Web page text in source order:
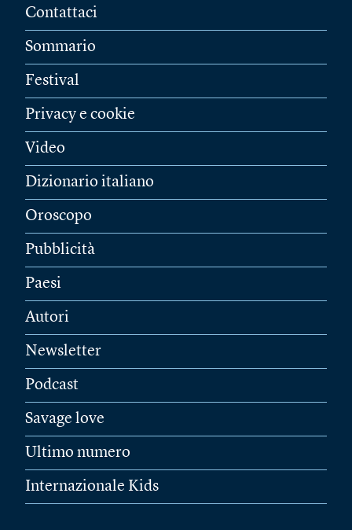
Contattaci
Sommario
Festival
Privacy e cookie
Video
Dizionario italiano
Oroscopo
Pubblicità
Paesi
Autori
Newsletter
Podcast
Savage love
Ultimo numero
Internazionale Kids